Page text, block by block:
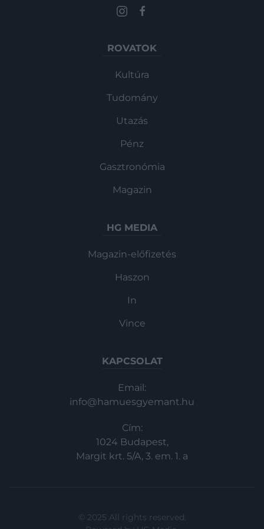
ROVATOK
Kultúra
Tudomány
Utazás
Pénz
Gasztronómia
Magazin
HG MEDIA
Magazin-előfizetés
Haszon
In
Vince
KAPCSOLAT
Email:
info@hamuesgyemant.hu
Cím:
1024 Budapest,
Margit krt. 5/A, 3. em. 1. a
© 2025 All rights reserved.